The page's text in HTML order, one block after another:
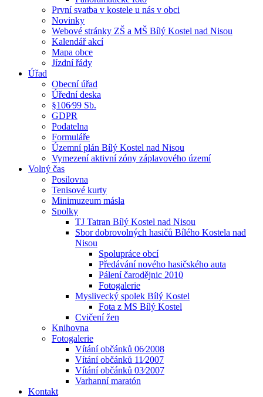
První svatba v kostele u nás v obci
Novinky
Webové stránky ZŠ a MŠ Bílý Kostel nad Nisou
Kalendář akcí
Mapa obce
Jízdní řády
Úřad
Obecní úřad
Úřední deska
§106⁄99 Sb.
GDPR
Podatelna
Formuláře
Územní plán Bílý Kostel nad Nisou
Vymezení aktivní zóny záplavového území
Volný čas
Posilovna
Tenisové kurty
Minimuzeum másla
Spolky
TJ Tatran Bílý Kostel nad Nisou
Sbor dobrovolných hasičů Bílého Kostela nad
Nisou
Spolupráce obcí
Předávání nového hasičského auta
Pálení čarodějnic 2010
Fotogalerie
Myslivecký spolek Bílý Kostel
Fota z MS Bílý Kostel
Cvičení žen
Knihovna
Fotogalerie
Vítání občánků 06⁄2008
Vítání občánků 11⁄2007
Vítání občánků 03⁄2007
Varhanní maratón
Kontakt